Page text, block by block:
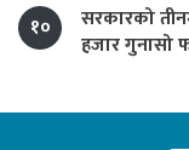
१०
सरकारको
हजार गुनासो